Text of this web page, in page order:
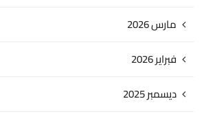
مارس 2026
فبراير 2026
ديسمبر 2025